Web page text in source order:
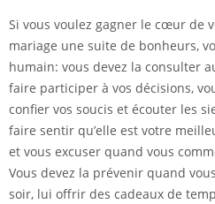
Si vous voulez gagner le cœur de
mariage une suite de bonheurs,
humain: vous devez la consulter
faire participer à vos décisions,
confier vos soucis et écouter les
faire sentir qu’elle est votre
et vous excuser quand vous
Vous devez la prévenir quand
soir, lui offrir des cadeaux de